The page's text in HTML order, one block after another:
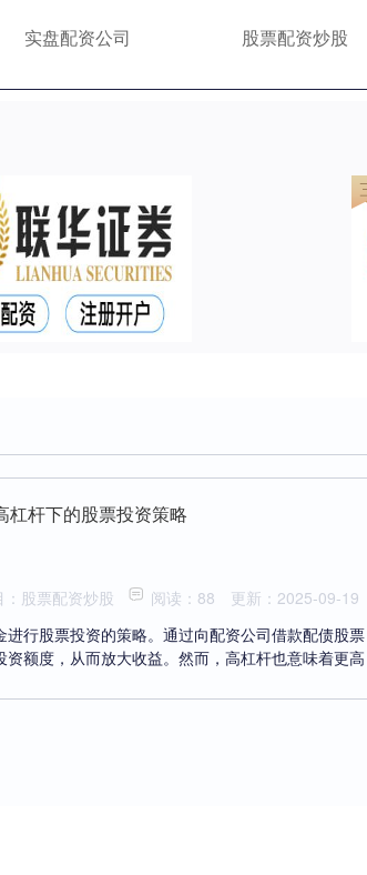
实盘配资公司 股票配资炒股
杠杆下的股票投资策略
：股票配资炒股 阅读：88
更新：2025-09-19
行股票投资的策略。通过向配资公司借款配债股票
额度，从而放大收益。然而，高杠杆也意味着更高